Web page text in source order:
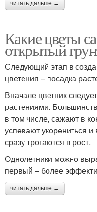
читать дальше →
Какие цветы
открытый
Следующий этап в
цветения – посадка
Вначале цветник
растениями.
в том числе, сажают в
успевают укорениться
сразу трогаются в рост.
Однолетники можно
первый – более
читать дальше →